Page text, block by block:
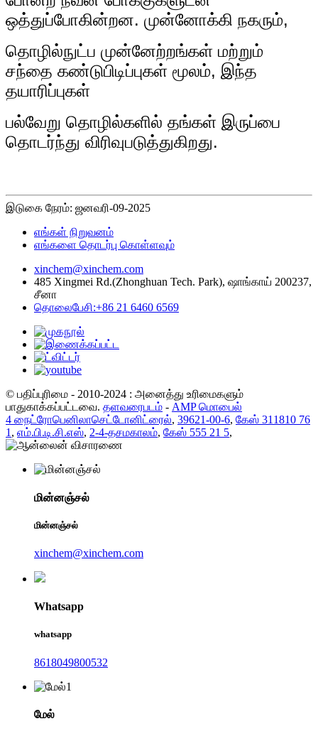
ஒத்துப்போகின்றன. முன்னோக்கி நகரும்,
தொழில்நுட்ப முன்னேற்றங்கள் மற்றும்
சந்தை கண்டுபிடிப்புகள் மூலம், இந்த
தயாரிப்புகள்
பல்வேறு தொழில்களில் தங்கள் இருப்பை
தொடர்ந்து விரிவுபடுத்துகிறது.
இடுகை நேரம்: ஜனவரி-09-2025
எங்கள் நிறுவனம்
எங்களை தொடர்பு கொள்ளவும்
xinchem@xinchem.com
485 Xingmei Rd.(Zhonghuan Tech. Park), ஷாங்காய் 200237,
சீனா
தொலைபேசி:+86 21 6460 6569
© பதிப்புரிமை - 2010-2024 : அனைத்து உரிமைகளும்
பாதுகாக்கப்பட்டவை. தளவரைபடம் - AMP மொபைல்
4 நைட்ரோபெனிலாசெட்டோனிட்ரைல், 39621-00-6, கேஸ் 311810 76
1 , எம்.பி.டி.சி.எஸ், 2-4-தசமகாலம், கேஸ் 555 21 5,
மின்னஞ்சல்
மின்னஞ்சல்
xinchem@xinchem.com
Whatsapp
whatsapp
8618049800532
மேல்